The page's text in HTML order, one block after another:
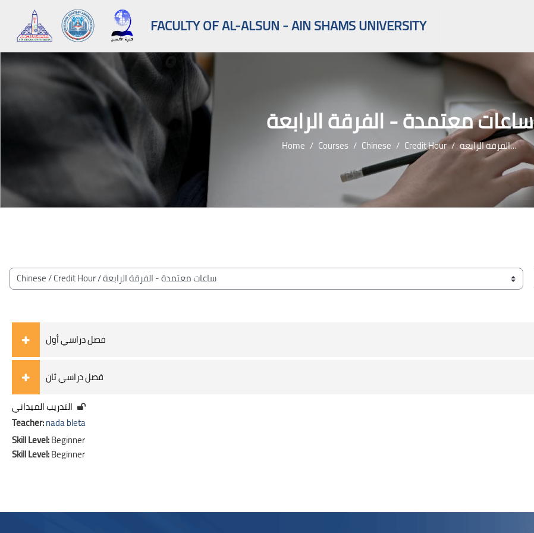
FACULTY OF AL-ALSUN - AIN SHAMS UNIVERSITY
ساعات معتمدة - الفرقة الرابعة
Home Courses Chinese Credit Hour ساعات معتمدة - الفرقة الرابعة
Blocks
Course categories
فصل دراسي أول
فصل دراسي ثان
التدريب الميداني
Teacher:nada bleta
Skill Level:Beginner
Skill Level:Beginner
Blocks